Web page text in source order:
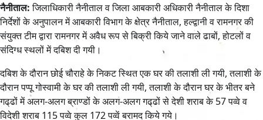
नैनीताल:जिलाधिकारी नैनीताल व जिला आबकारी अधिकारी नैनीताल के दिशा
निर्देशों के अनुपालन में आबकारी विभाग के क्षेत्र नैनीताल, हल्द्वानी व रामनगर की
संयुक्त टीम द्वारा रामनगर में अवैध रूप से बिक्री किये जाने वाले ढाबों, होटलों व
संदिग्ध स्थलों में दबिश दी गयी।
दबिश के दौरान छोई चौराहे के निकट स्थित एक घर की तलाशी ली गयी, तलाशी के
दौरान पप्पू गोस्वामी के घर की तलाशी ली गयी, तलाशी के दौरान घर के भीतर बने
गढ्‌ढों में अलग-अलग ब्राण्डों के अलग-अलग गढ्‌ढों से देशी शराब के 57 पव्वे व
विदेशी शराब 115 पव्वे कुल 172 पव्वें बरामद किये गये।